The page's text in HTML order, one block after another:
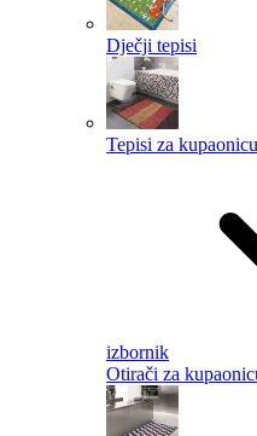
Dječji tepisi
Tepisi za kupaonicu
izbornik
Otirači za